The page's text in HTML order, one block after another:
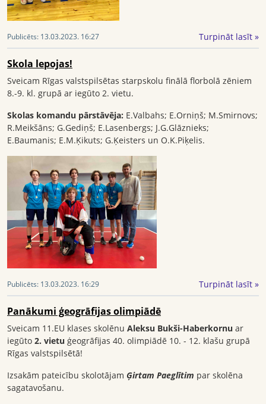
Publicēts: 13.03.2023. 16:27 Turpināt lasīt »
Skola lepojas!
Sveicam Rīgas valstspilsētas starpskolu finālā florbolā zēniem
8.-9. kl. grupā ar iegūto 2. vietu.
Skolas komandu pārstāvēja: E.Valbahs; E.Orniņš; M.Smirnovs;
R.Meikšāns; G.Gediņš; E.Lasenbergs; J.G.Glāznieks;
E.Baumanis; E.M.Ķikuts; G.Ķeisters un O.K.Piķelis.
Publicēts: 13.03.2023. 16:29 Turpināt lasīt »
Panākumi ģeogrāfijas olimpiādē
Sveicam 11.EU klases skolēnu Aleksu Bukši-Haberkornu ar
iegūto 2. vietu ģeogrāfijas 40. olimpiādē 10. - 12. klašu grupā
Rīgas valstspilsētā!
Izsakām pateicību skolotājam Ģirtam Paeglītim par skolēna
sagatavošanu.